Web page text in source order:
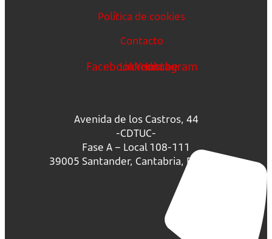
Política de cookies
Contacto
FacebookLinkedin
Youtube
Instagram
Avenida de los Castros, 44
-CDTUC-
Fase A – Local 108-111
39005 Santander, Cantabria, España.